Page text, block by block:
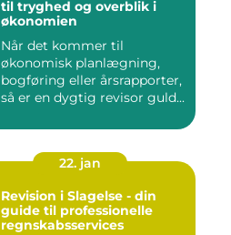
til tryghed og overblik i
økonomien
Når det kommer til
økonomisk planlægning,
bogføring eller årsrapporter,
så er en dygtig revisor guld...
22. jan
Revision i Slagelse - din
guide til professionelle
regnskabsservices